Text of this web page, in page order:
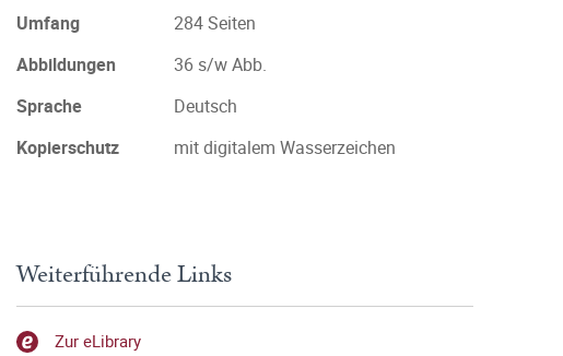
Umfang
284 Seiten
Abbildungen
36 s/w Abb.
Sprache
Deutsch
Kopierschutz
mit digitalem Wasserzeichen
Weiterführende Links
Zur eLibrary